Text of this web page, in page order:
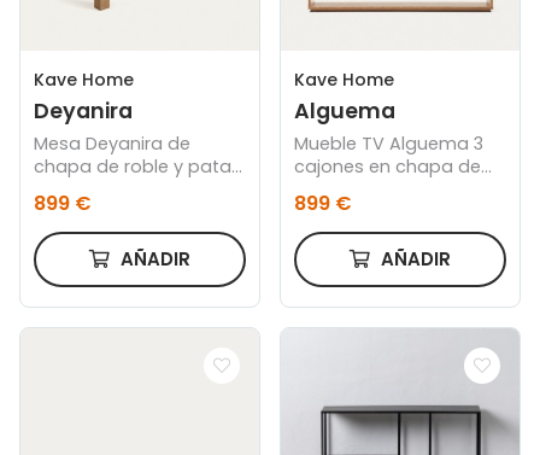
Kave Home
Deyanira
Mesa Deyanira de
chapa de roble y patas
roble 220 x 110 cm
899 €
AÑADIR
Kave Home
Alguema
Mueble TV Alguema 3
cajones en chapa de
natural 200 x 51 cm
899 €
AÑADIR